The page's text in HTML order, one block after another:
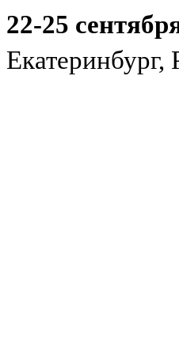
22-25
Екатеринбург,